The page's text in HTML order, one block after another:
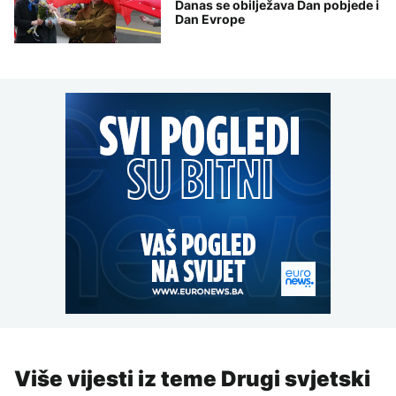
Danas se obilježava Dan pobjede i
Dan Evrope
Više vijesti iz teme Drugi svjetski